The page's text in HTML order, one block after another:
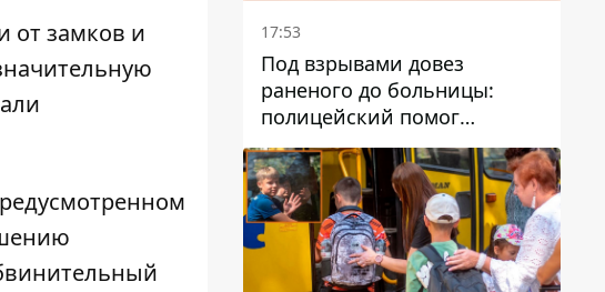
от замков и
17:53
Под взрывами довез
раненого до больницы:
полицейский помог
пострадавшему после атаки
на Каменский район